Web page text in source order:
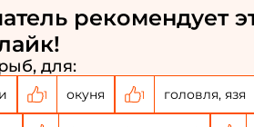
рекомендует
для:
1 окуня 1 головля, язя